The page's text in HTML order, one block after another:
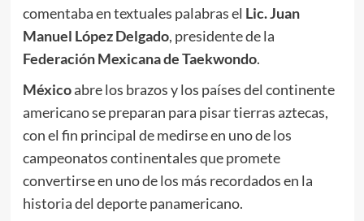
comentaba en textuales palabras el Lic. Juan
Manuel López Delgado, presidente de la
Federación Mexicana de Taekwondo.
Méxicoabre los brazos y los países del continente
americano se preparan para pisar tierras aztecas,
con el fin principal de medirse en uno de los
campeonatos continentales que promete
convertirse en uno de los más recordados en la
historia del deporte panamericano.